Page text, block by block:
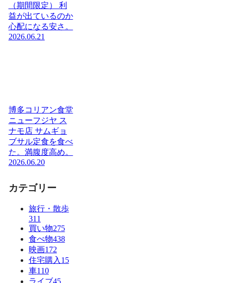
（期間限定） 利
益が出ているのか
心配になる安さ。
2026.06.21
博多コリアン食堂
ニューフジヤ ス
ナモ店 サムギョ
ブサル定食を食べ
た。満腹度高め。
2026.06.20
カテゴリー
旅行・散歩
311
買い物275
食べ物438
映画172
住宅購入 15
車110